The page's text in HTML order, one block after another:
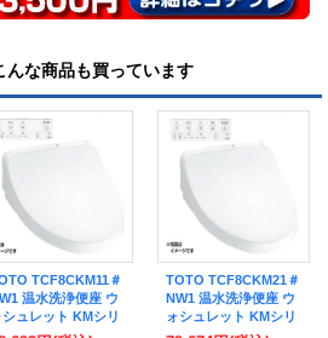
んな商品も買っています
TCF8CKM11＃
温水洗浄便座 ウ
シュレット KMシリ
ズ 瞬間式 リモコン
TOTO TCF8CKM21＃
NW1 温水洗浄便座 ウ
ォシュレット KMシリ
ーズ 瞬間式 リモコン